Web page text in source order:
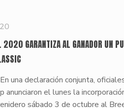
2020 GARANTIZA AL GANADOR UN
una declaración conjunta,
anunciaron el lunes la
sábado 3 de octubre al